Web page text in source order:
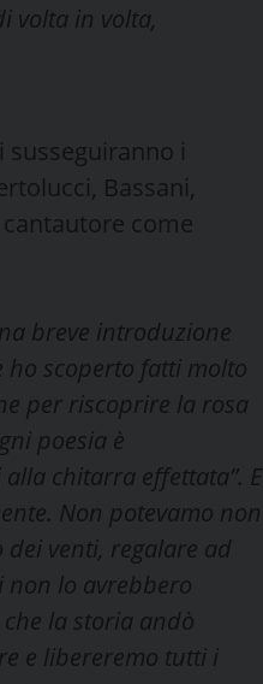
volta in volta,
susseguiranno i
Bassani,
come
breve introduzione
scoperto fatti molto
per riscoprire la rosa
poesia è
chitarra effettata”. E
Non potevamo non
dei venti, regalare ad
non lo avrebbero
la storia andò
e libereremo tutti i